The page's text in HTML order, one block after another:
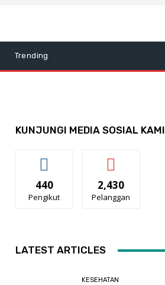
Trending
KUNJUNGI MEDIA SOSIAL KAMI
440
Pengikut
2,430
Pelanggan
LATEST ARTICLES
KESEHATAN